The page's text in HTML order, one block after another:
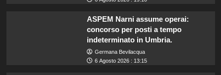
ASPEM Narni assume operai:
concorso per posti a tempo
indeterminato in Umbria.
Germana Bevilacqua
6 Agosto 2026 : 13:15